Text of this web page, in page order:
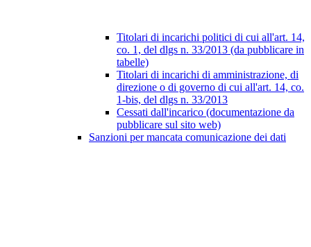
Titolari di incarichi politici di cui all'art. 14,
co. 1, del dlgs n. 33/2013 (da pubblicare in
tabelle)
Titolari di incarichi di amministrazione, di
direzione o di governo di cui all'art. 14, co.
1-bis, del dlgs n. 33/2013
Cessati dall'incarico (documentazione da
pubblicare sul sito web)
Sanzioni per mancata comunicazione dei dati